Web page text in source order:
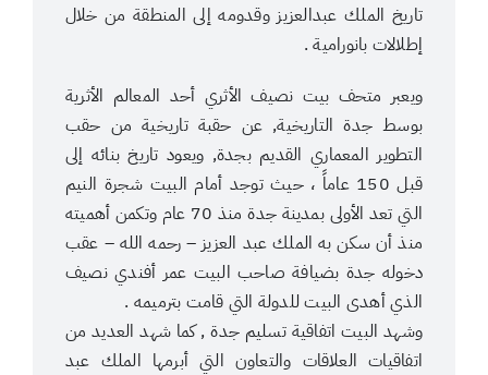
تاريخ الملك عبدالعزيز وقدومه إلى المنطقة من خلال
إطلالات بانورامية .
ويعبر متحف بيت نصيف الأثري أحد المعالم الأثرية
بوسط جدة التاريخية, عن حقبة تاريخية من حقب
التطوير المعماري القديم بجدة, ويعود تاريخ بنائه إلى
قبل 150 عاماً ، حيث توجد أمام البيت شجرة النيم
التي تعد الأولى بمدينة جدة منذ 70 عام وتكمن أهميته
منذ أن سكن به الملك عبد العزيز – رحمه الله – عقب
دخوله جدة بضيافة صاحب البيت عمر أفندي نصيف
الذي أهدى البيت للدولة التي قامت بترميمه .
وشهد البيت اتفاقية تسليم جدة , كما شهد العديد من
اتفاقيات العلاقات والتعاون التي أبرمها الملك عبد